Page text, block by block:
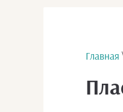
Главная